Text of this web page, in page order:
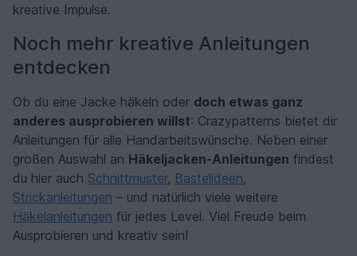
kreative Impulse.
Noch mehr kreative Anleitungen
entdecken
Ob du eine Jacke häkeln oder doch etwas ganz
anderes ausprobieren willst: Crazypatterns bietet dir
Anleitungen für alle Handarbeitswünsche. Neben einer
großen Auswahl an Häkeljacken-Anleitungen findest
du hier auch Schnittmuster, Bastelideen,
Strickanleitungen – und natürlich viele weitere
Häkelanleitungen für jedes Level. Viel Freude beim
Ausprobieren und kreativ sein!